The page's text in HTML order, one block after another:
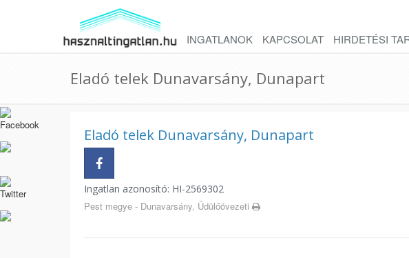
INGATLANOK KAPCSOLAT HIRDETÉSI
Eladó telek Dunavarsány, Dunapart
Eladó telek Dunavarsány, Dunapart
Ingatlan azonosító: HI-2569302
Pest megye - Dunavarsány, Üdülőövezeti